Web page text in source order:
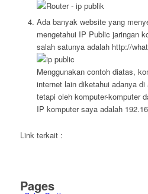
Ada banyak website yang
mengetahui IP Public jaringan
salah satunya adalah http://
Menggunakan contoh diatas,
internet lain diketahui adanya
tetapi oleh komputer-komputer
IP komputer saya adalah
Link terkait :
Pages